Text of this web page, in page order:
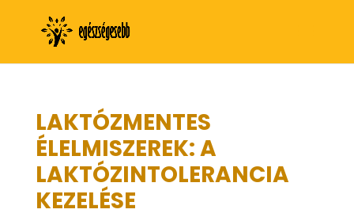
LAKTÓZMENTES
ÉLELMISZEREK: A
LAKTÓZINTOLERANCIA
KEZELÉSE